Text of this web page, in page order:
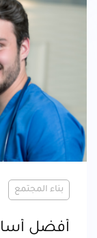
بناء المجتمع
أفضل